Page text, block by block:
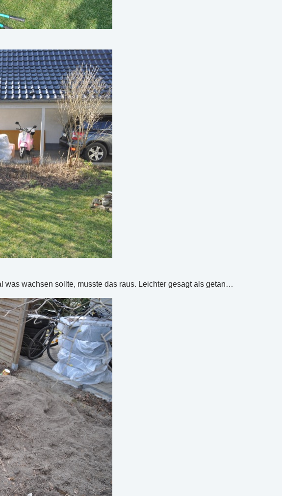
was wachsen sollte, musste das raus. Leichter gesagt als getan…